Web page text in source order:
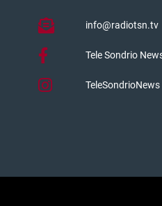
info@radiotsn.tv
Tele Sondrio
TeleSondrioNews